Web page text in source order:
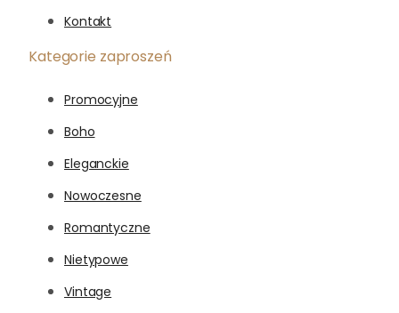
Kontakt
Kategorie zaproszeń
Promocyjne
Boho
Eleganckie
Nowoczesne
Romantyczne
Nietypowe
Vintage